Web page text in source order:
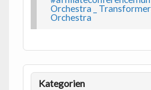
Orchestra _
Orchestra
Kategorien